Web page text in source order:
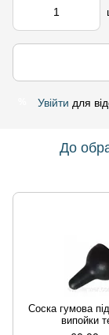
Увійти для
До
Соска гумова
випойки